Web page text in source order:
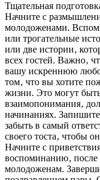
Тщательная
Начните с
молодоженами.
или трогательные
или две истории‚
всех гостей. Важно‚
вашу искреннюю
том‚ что вы хотите
жизни. Это могут
взаимопонимания‚
начинаниях.
забыть в самый
своего тоста‚ чтобы
Начните с
воспоминанию‚ после
молодоженам.